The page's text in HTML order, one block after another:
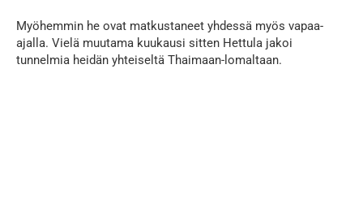
Myöhemmin he ovat matkustaneet yhdessä myös vapaa-
ajalla. Vielä muutama kuukausi sitten Hettula jakoi
tunnelmia heidän yhteiseltä Thaimaan-lomaltaan.